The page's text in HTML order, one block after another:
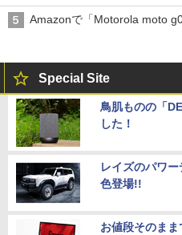
穴と楽天モバイルの課題
Amazonで「Motorola moto
Special Site
鳥肌ものの「
した！
レイズのパワ
色登場!!
お値段そのま